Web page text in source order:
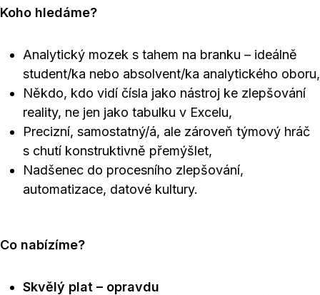
Koho hledáme?
Analytický mozek s tahem na branku – ideálně
student/ka nebo absolvent/ka analytického oboru,
Někdo, kdo vidí čísla jako nástroj ke zlepšování
reality, ne jen jako tabulku v Excelu,
Precizní, samostatný/á, ale zároveň týmový hráč
s chutí konstruktivně přemýšlet,
Nadšenec do procesního zlepšování,
automatizace, datové kultury.
Co nabízíme?
Skvělý plat – opravdu